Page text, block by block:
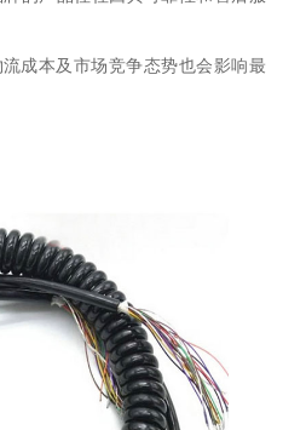
成本及市场竞争态势也会影响最